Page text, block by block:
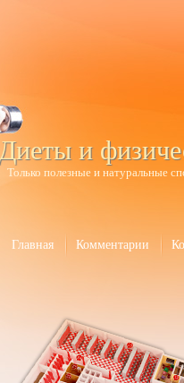
Диеты и
Только полезные и натуральные
Главная Комментарии